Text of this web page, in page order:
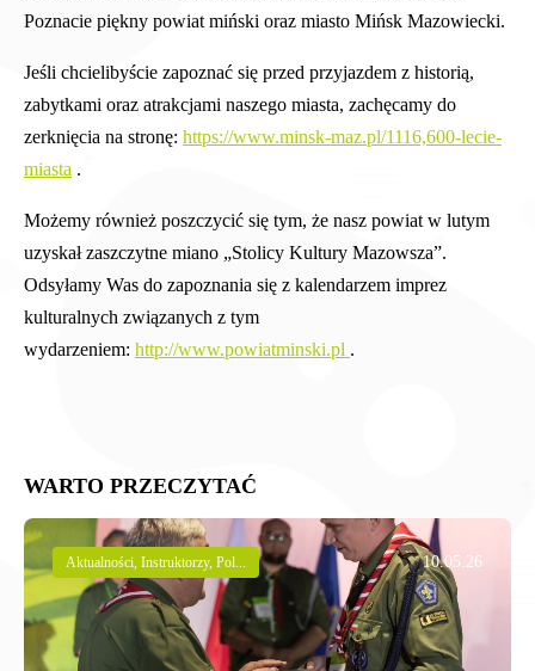
Poznacie piękny powiat miński oraz miasto Mińsk Mazowiecki.
Jeśli chcielibyście zapoznać się przed przyjazdem z historią,
zabytkami oraz atrakcjami naszego miasta, zachęcamy do
zerknięcia na stronę: https://www.minsk-maz.pl/1116,600-lecie-
miasta .
Możemy również poszczycić się tym, że nasz powiat w lutym
uzyskał zaszczytne miano „Stolicy Kultury Mazowsza”.
Odsyłamy Was do zapoznania się z kalendarzem imprez
kulturalnych związanych z tym
wydarzeniem: http://www.powiatminski.pl .
WARTO PRZECZYTAĆ
Aktualności, Instruktorzy, Pol... 10.05.26